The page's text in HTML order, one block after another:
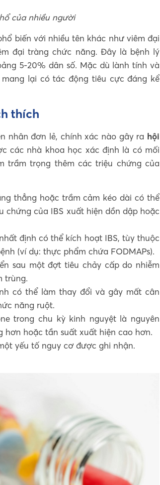
của nhiều người
biến với nhiều tên khác như viêm đại
đại tràng chức năng. Đây là bệnh lý
5-20% dân số. Mặc dù lành tính và
lại có tác động tiêu cực đáng kể
thích
nhân đơn lẻ, chính xác nào gây ra hội
các nhà khoa học xác định là có mối
trầm trọng thêm các triệu chứng của
thẳng hoặc trầm cảm kéo dài có thể
chứng của IBS xuất hiện dồn dập hoặc
định có thể kích hoạt IBS, tùy thuộc
(ví dụ: thực phẩm chứa FODMAPs).
sau một đợt tiêu chảy cấp do nhiễm
trùng.
có thể làm thay đổi và gây mất cân
năng ruột.
trong chu kỳ kinh nguyệt là nguyên
hoặc tần suất xuất hiện cao hơn.
yếu tố nguy cơ được ghi nhận.